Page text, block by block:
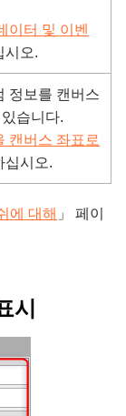
이터 및 이벤
시오.
정보를 캔버스
습니다.
캔버스 좌표로
십시오.
에 대해 」 페이
시